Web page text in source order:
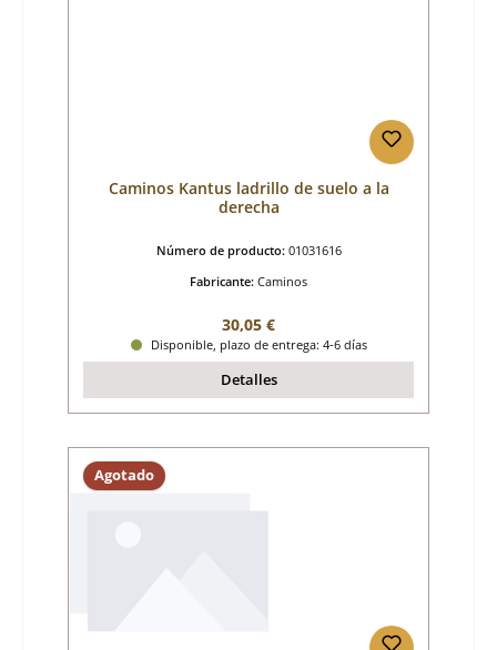
Caminos Kantus ladrillo de suelo a la
derecha
Número de producto: 01031616
Fabricante: Caminos
Precio normal:
30,05 €
Disponible, plazo de entrega: 4-6 días
Detalles
Agotado